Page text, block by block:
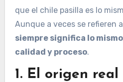
que el chile pasilla es lo
Aunque a veces se refieren
siempre significa lo
calidad y proceso.
1. El origen